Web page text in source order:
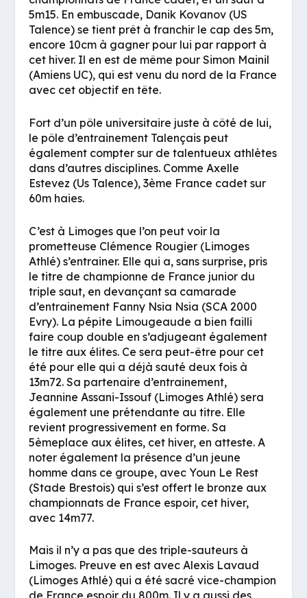
5m15. En embuscade, Danik Kovanov (US
Talence) se tient prêt à franchir le cap des 5m,
encore 10cm à gagner pour lui par rapport à
cet hiver. Il en est de même pour Simon Mainil
(Amiens UC), qui est venu du nord de la France
avec cet objectif en tête.
Fort d’un pôle universitaire juste à côté de lui,
le pôle d’entrainement Talençais peut
également compter sur de talentueux athlètes
dans d’autres disciplines. Comme Axelle
Estevez (Us Talence), 3ème France cadet sur
60m haies.
C’est à Limoges que l’on peut voir la
prometteuse Clémence Rougier (Limoges
Athlé) s’entrainer. Elle qui a, sans surprise, pris
le titre de championne de France junior du
triple saut, en devançant sa camarade
d’entrainement Fanny Nsia Nsia (SCA 2000
Evry). La pépite Limougeaude a bien failli
faire coup double en s’adjugeant également
le titre aux élites. Ce sera peut-être pour cet
été pour elle qui a déjà sauté deux fois à
13m72. Sa partenaire d’entrainement,
Jeannine Assani-Issouf (Limoges Athlé) sera
également une prétendante au titre. Elle
revient progressivement en forme. Sa
5èmeplace aux élites, cet hiver, en atteste. A
noter également la présence d’un jeune
homme dans ce groupe, avec Youn Le Rest
(Stade Brestois) qui s’est offert le bronze aux
championnats de France espoir, cet hiver,
avec 14m77.
Mais il n’y a pas que des triple-sauteurs à
Limoges. Preuve en est avec Alexis Lavaud
(Limoges Athlé) qui a été sacré vice-champion